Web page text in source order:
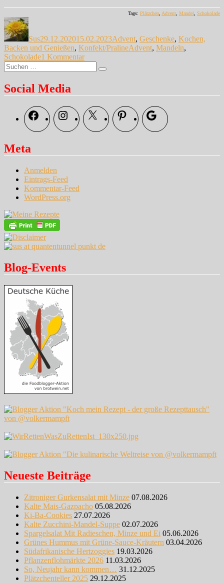
Tags: Plätzchen, Advent, Mandel, Schokolade
Autor
Sus29.12.202015.02.2023Advent, Geschenke, Kochen,
Backen und Genießen, Konfekt/PralineSchlagwörter
Advent, Mandeln,
Schokolade1 Kommentarzu
Weihnachtsmandeln
Suche
nach:
Suchen
Social Media
FacebookInstagramX Pinterest Google
Meta
Anmelden
Eintrags-Feed
Kommentar-Feed
WordPress.org
Blog-Events
Neueste Beiträge
Zitroniger Gurkensalat mit Minze 07.08.2026
Kalte Mais-Gazpacho 05.08.2026
Ki-Ba-Cookies 27.07.2026
Kalte Zucchini-Mandel-Suppe 02.07.2026
Spargelsalat Mit Radieschen, Minze und Ei 05.06.2026
Grünes Hummus mit Grüne-Sauce-Kräutern 03.04.2026
Südafrikanische Hertzoggies 19.03.2026
Pflanzenflohmärkte 2026 11.03.2026
So, Neujahr kann kommen… 31.12.2025
Plätzchenteller 2025 29.12.2025